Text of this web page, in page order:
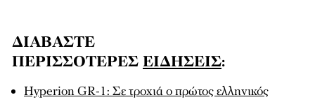
ΔΙΑΒΑΣΤΕ
ΠΕΡΙΣΣΟΤΕΡΕΣ ΕΙΔΗΣΕΙΣ:
Hyperion GR-1: Σε τροχιά ο πρώτος ελληνικός